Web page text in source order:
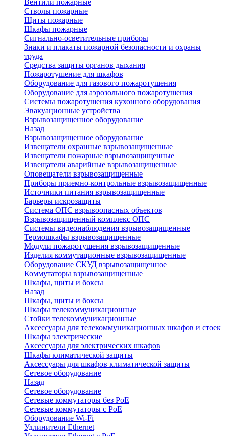
Вентили пожарные
Стволы пожарные
Щиты пожарные
Шкафы пожарные
Сигнально-осветительные приборы
Знаки и плакаты пожарной безопасности и охраны
труда
Средства защиты органов дыхания
Пожаротушение для шкафов
Оборудование для газового пожаротушения
Оборудование для аэрозольного пожаротушения
Системы пожаротушения кухонного оборудования
Эвакуационные устройства
Взрывозащищенное оборудование
Назад
Взрывозащищенное оборудование
Извещатели охранные взрывозащищенные
Извещатели пожарные взрывозащищенные
Извещатели аварийные взрывозащищенные
Оповещатели взрывозащищенные
Приборы приемно-контрольные взрывозащищенные
Источники питания взрывозащищенные
Барьеры искрозащиты
Система ОПС взрывоопасных объектов
Взрывозащищенный комплекс ОПС
Системы видеонаблюдения взрывозащищенные
Термошкафы взрывозащищенные
Модули пожаротушения взрывозащищенные
Изделия коммутационные взрывозащищенные
Оборудование СКУД взрывозащищенное
Коммутаторы взрывозащищенные
Шкафы, щиты и боксы
Назад
Шкафы, щиты и боксы
Шкафы телекоммуникационные
Стойки телекоммуникационные
Аксессуары для телекоммуникационных шкафов и стоек
Шкафы электрические
Аксессуары для электрических шкафов
Шкафы климатической защиты
Аксессуары для шкафов климатической защиты
Сетевое оборудование
Назад
Сетевое оборудование
Сетевые коммутаторы без PoE
Сетевые коммутаторы с PoE
Оборудование Wi-Fi
Удлинители Ethernet